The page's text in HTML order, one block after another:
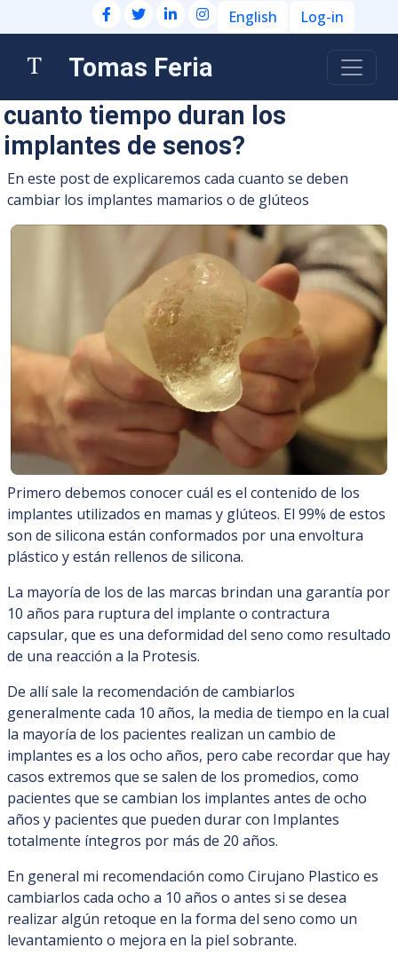
English Log-in
Tomas Feria
cuanto tiempo duran los
implantes de senos?
En este post de explicaremos cada cuanto se deben
cambiar los implantes mamarios o de glúteos
Primero debemos conocer cuál es el contenido de los
implantes utilizados en mamas y glúteos. El 99% de estos
son de silicona están conformados por una envoltura
plástico y están rellenos de silicona.
La mayoría de los de las marcas brindan una garantía por
10 años para ruptura del implante o contractura
capsular, que es una deformidad del seno como resultado
de una reacción a la Protesis.
De allí sale la recomendación de cambiarlos
generalmente cada 10 años, la media de tiempo en la cual
la mayoría de los pacientes realizan un cambio de
implantes es a los ocho años, pero cabe recordar que hay
casos extremos que se salen de los promedios, como
pacientes que se cambian los implantes antes de ocho
años y pacientes que pueden durar con Implantes
totalmente íntegros por más de 20 años.
En general mi recomendación como Cirujano Plastico es
cambiarlos cada ocho a 10 años o antes si se desea
realizar algún retoque en la forma del seno como un
levantamiento o mejora en la piel sobrante.